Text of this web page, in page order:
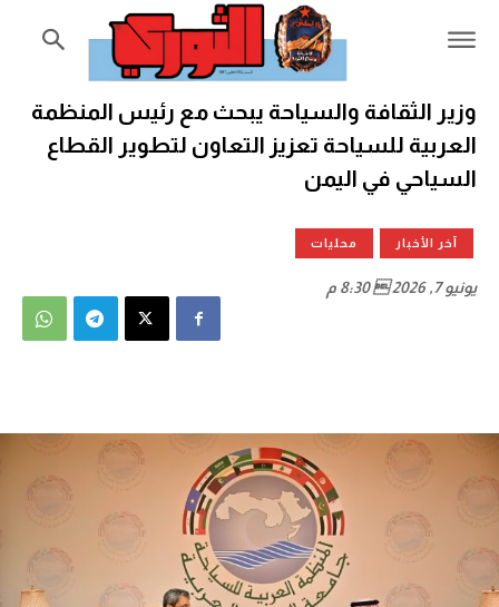
وزير الثقافة والسياحة يبحث مع رئيس المنظمة
العربية للسياحة تعزيز التعاون لتطوير القطاع
السياحي في اليمن
آخر الأخبار محليات
يونيو 7, 2026  8:30 م